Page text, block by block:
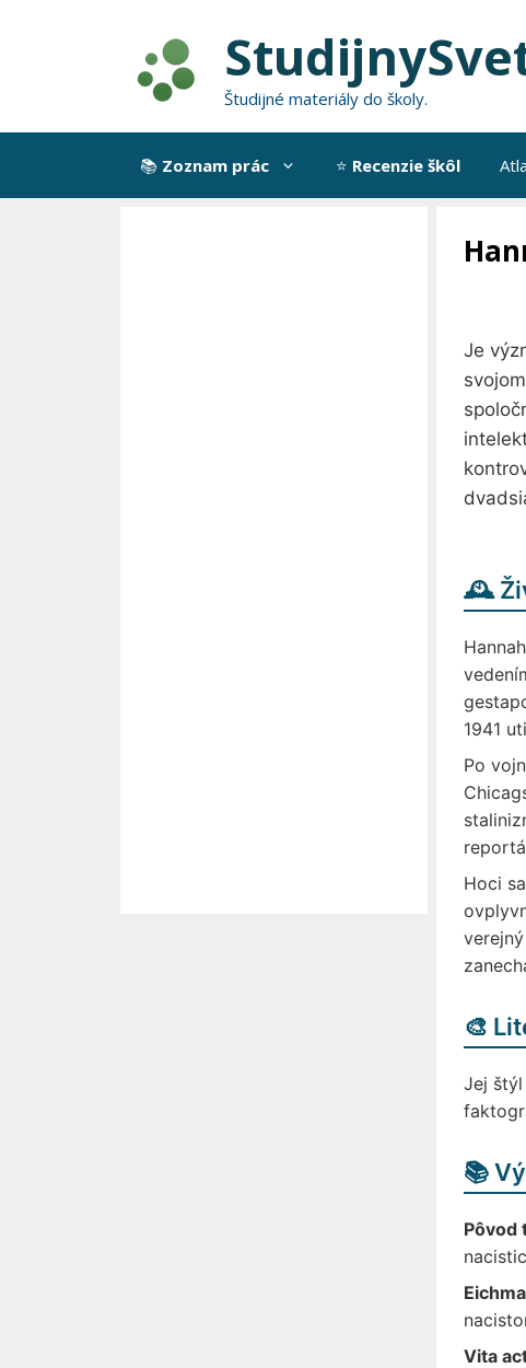
Študijné materiály do školy.
📚 Zoznam prác ⭐ Recenzie škôl
Je
🕰️
1941
Po
Hoci
🎨
Jej
📚
Pôvod
Vita